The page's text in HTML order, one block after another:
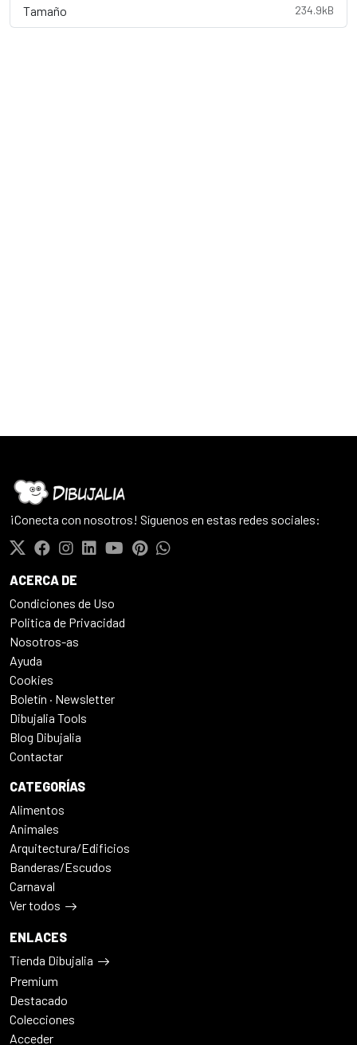
Tamaño 234.9kB
¡Conecta con nosotros! Síguenos en estas redes sociales:
ACERCA DE
Condiciones de Uso
Politica de Privacidad
Nosotros-as
Ayuda
Cookies
Boletín · Newsletter
Dibujalia Tools
Blog Dibujalia
Contactar
CATEGORÍAS
Alimentos
Animales
Arquitectura/Edificios
Banderas/Escudos
Carnaval
Ver todos
ENLACES
Tienda Dibujalia
Premium
Destacado
Colecciones
Acceder